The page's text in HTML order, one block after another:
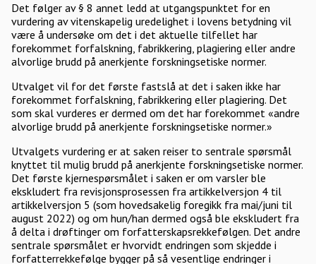
Det følger av § 8 annet ledd at utgangspunktet for en
vurdering av vitenskapelig uredelighet i lovens betydning vil
være å undersøke om det i det aktuelle tilfellet har
forekommet forfalskning, fabrikkering, plagiering eller andre
alvorlige brudd på anerkjente forskningsetiske normer.
Utvalget vil for det første fastslå at det i saken ikke har
forekommet forfalskning, fabrikkering eller plagiering. Det
som skal vurderes er dermed om det har forekommet «andre
alvorlige brudd på anerkjente forskningsetiske normer.»
Utvalgets vurdering er at saken reiser to sentrale spørsmål
knyttet til mulig brudd på anerkjente forskningsetiske normer.
Det første kjernespørsmålet i saken er om varsler ble
ekskludert fra revisjonsprosessen fra artikkelversjon 4 til
artikkelversjon 5 (som hovedsakelig foregikk fra mai/juni til
august 2022) og om hun/han dermed også ble ekskludert fra
å delta i drøftinger om forfatterskapsrekkefølgen. Det andre
sentrale spørsmålet er hvorvidt endringen som skjedde i
forfatterrekkefølge bygger på så vesentlige endringer i